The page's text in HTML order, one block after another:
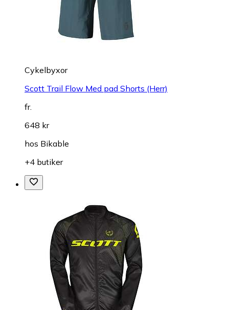
Cykelbyxor
Scott Trail Flow Med pad Shorts (Herr)
fr.
648 kr
hos Bikable
+4 butiker